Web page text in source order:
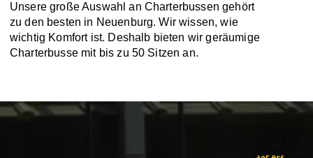
Unsere große Auswahl an Charterbussen gehört
zu den besten in Neuenburg. Wir wissen, wie
wichtig Komfort ist. Deshalb bieten wir geräumige
Charterbusse mit bis zu 50 Sitzen an.